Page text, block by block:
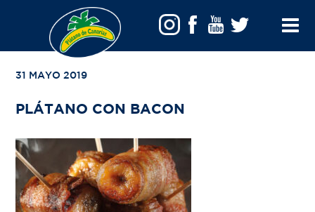
Menu
VOLVER A TU BÚSQUEDA
31 MAYO 2019
PLÁTANO CON BACON